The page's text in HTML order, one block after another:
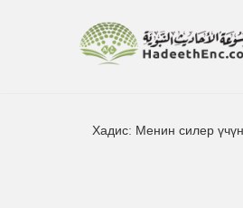
Хадис: Менин силер